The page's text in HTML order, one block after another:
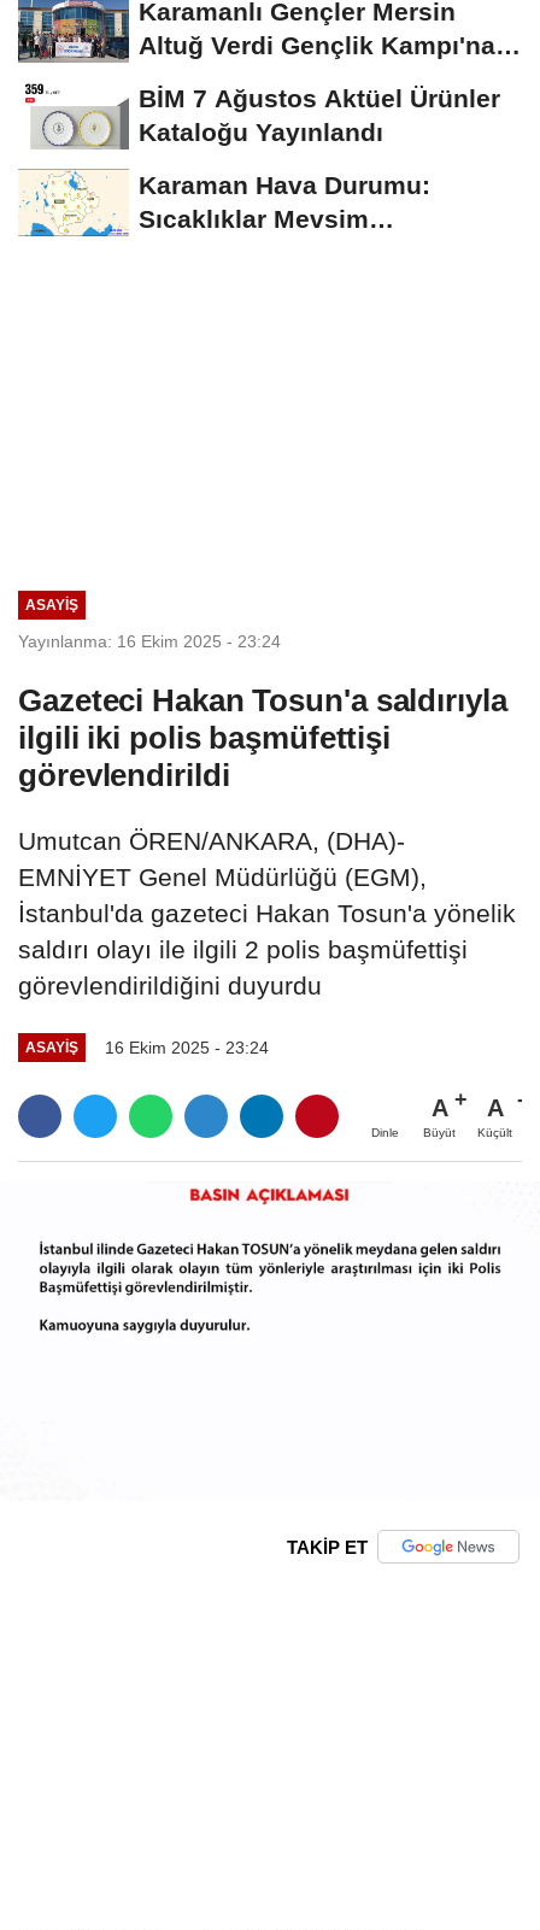
Karamanlı Gençler Mersin
Altuğ Verdi Gençlik Kampı'na
Uğurlandı
BİM 7 Ağustos Aktüel Ürünler
Kataloğu Yayınlandı
Karaman Hava Durumu:
Sıcaklıklar Mevsim
ASAYIŞ
Yayınlanma: 16 Ekim 2025 - 23:24
Gazeteci Hakan Tosun'a saldırıyla
ilgili iki polis başmüfettişi
görevlendirildi
Umutcan ÖREN/ANKARA, (DHA)-
EMNİYET Genel Müdürlüğü (EGM),
İstanbul'da gazeteci Hakan Tosun'a yönelik
saldırı olayı ile ilgili 2 polis başmüfettişi
görevlendirildiğini duyurdu
ASAYIŞ 16 Ekim 2025 - 23:24
Dinle
A
Büyüt
A
Küçült
TAKİP ET